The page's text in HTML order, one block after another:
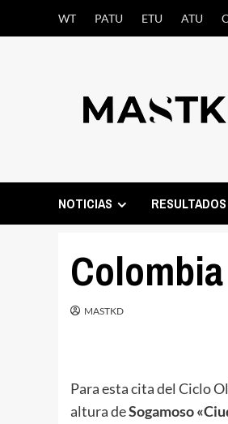
WT PATU ETU ATU
NOTICIAS RESULTADOS
MASTKD
Para esta cita del Ciclo
altura deSogamoso